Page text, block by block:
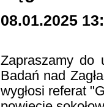
08.01.2025
Zapraszamy do
Badań nad
wygłosi referat